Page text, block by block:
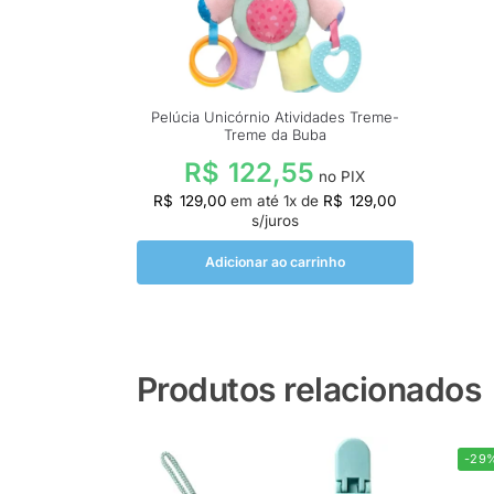
Pelúcia Unicórnio Atividades Treme-
Treme da Buba
R$ 122,55 no PIX
R$ 129,00 em até 1x de R$ 129,00
s/juros
Adicionar ao carrinho
Produtos relacionados
-